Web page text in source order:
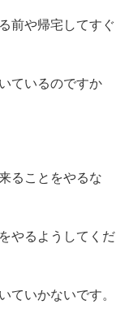
前や帰宅してすぐ
ているのですか
ることをやるな
やるようしてくだ
ていかないです。